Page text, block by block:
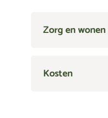
Zorg en wonen
Kosten